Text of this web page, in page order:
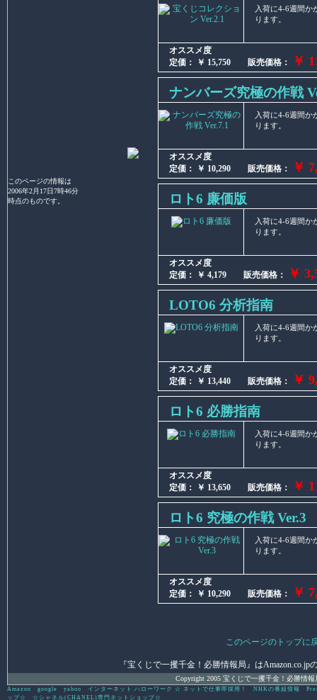
入荷に4-6週間か
ります。
オススメ度
定価： ￥ 15,750 販売価格：
￥
ナンバーズ究極の作戦
入荷に4-6週間か
ります。
オススメ度
定価： ￥ 10,290 販売価格：
￥
ロト6 廉価版
入荷に4-6週間か
ります。
オススメ度
定価： ￥ 4,179 販売価格：
￥
LOTO6 分析指南
入荷に4-6週間か
ります。
オススメ度
定価： ￥ 13,440 販売価格：
￥
ロト6 必勝指南
入荷に4-6週間か
ります。
オススメ度
定価： ￥ 13,650 販売価格：
￥
ロト6 究極の作戦 Ver.3
入荷に4-6週間か
ります。
オススメ度
定価： ￥ 10,290 販売価格：
￥
このページの情報は
2006年2月17日7時46分
時点のものです。
このページのトップに
『宝くじで一攫千金！必勝情報局』はAmazon.co.jp
Copyright 2005 宝くじで一攫千金！必勝情報
Amazon google yahoo インターネット ハローワーク ☆ ネットで仕事即採用！ NHKの番組情報
ップ☆
☆シャネル(CHANEL)専門ネットショップ☆